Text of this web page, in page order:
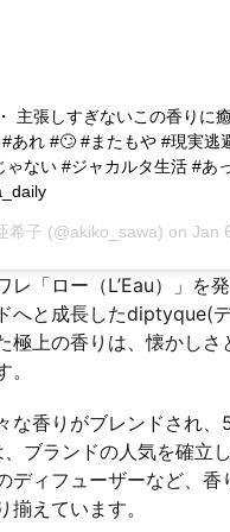
主張しすぎないこの香り
あれ #🙄 #またもや #現実逃
ない #ジャカルタ生活 #あ
希子 (@akiko_sawa) on Jan
「ロー（L’Eau）」を
へと成長したdiptyque(
極上の香りは、懐かし
な香りがブレンドされ
ブランドの人気を確立
ディフューザーなど、
えています。